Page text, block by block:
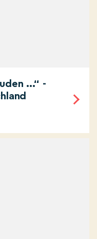
...“ -